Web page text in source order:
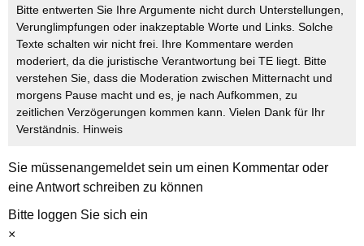
Bitte entwerten Sie Ihre Argumente nicht durch Unterstellungen,
Verunglimpfungen oder inakzeptable Worte und Links. Solche
Texte schalten wir nicht frei. Ihre Kommentare werden
moderiert, da die juristische Verantwortung bei TE liegt. Bitte
verstehen Sie, dass die Moderation zwischen Mitternacht und
morgens Pause macht und es, je nach Aufkommen, zu
zeitlichen Verzögerungen kommen kann. Vielen Dank für Ihr
Verständnis. Hinweis
Sie müssenangemeldetsein um einen Kommentar oder
eine Antwort schreiben zu können
Bitte loggen Sie sich ein
×